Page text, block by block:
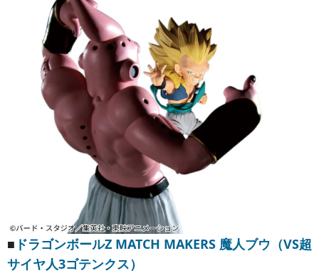
■ ドラゴンボールZ MATCH MAKERS 魔人ブウ（VS超
サイヤ人3ゴテンクス）